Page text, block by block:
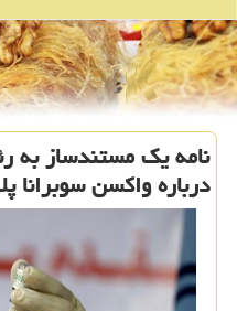
نامه یک مستندساز به
درباره واکسن سوبرانا